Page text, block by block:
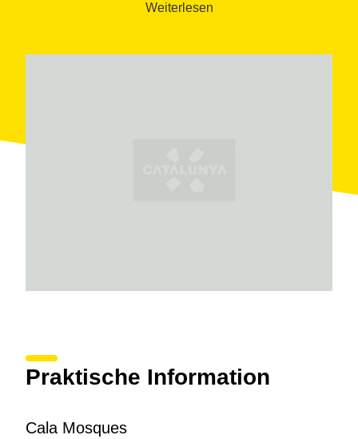
entfernteNautikclub der Wohnsiedlung Calafat
Weiterlesen
Praktische Information
Cala Mosques